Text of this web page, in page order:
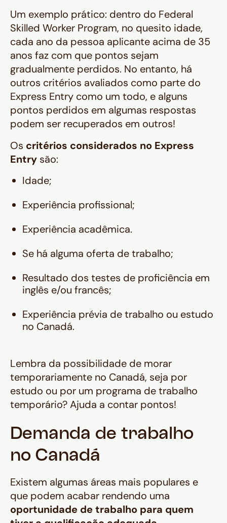
Um exemplo prático: dentro do Federal
Skilled Worker Program, no quesito idade,
cada ano da pessoa aplicante acima de 35
anos faz com que pontos sejam
gradualmente perdidos. No entanto, há
outros critérios avaliados como parte do
Express Entry como um todo, e alguns
pontos perdidos em algumas respostas
podem ser recuperados em outros!
Os critérios considerados no Express
Entry são:
Idade;
Experiência profissional;
Experiência acadêmica.
Se há alguma oferta de trabalho;
Resultado dos testes de proficiência em
inglês e/ou francês;
Experiência prévia de trabalho ou estudo
no Canadá.
Lembra da possibilidade de morar
temporariamente no Canadá, seja por
estudo ou por um programa de trabalho
temporário? Ajuda a contar pontos!
Demanda de trabalho
no Canadá
Existem algumas áreas mais populares e
que podem acabar rendendo uma
oportunidade de trabalho para quem